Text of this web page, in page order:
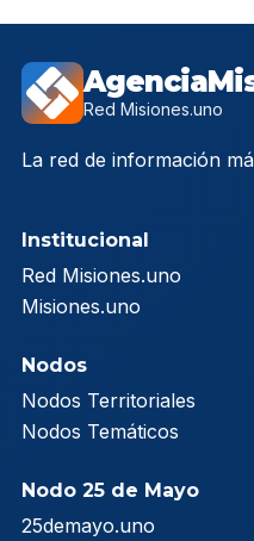
Red Misiones.uno
La red de información
Institucional
Red Misiones.uno
Misiones.uno
Nodos
Nodos Territoriales
Nodos Temáticos
Nodo 25 de Mayo
25demayo.uno